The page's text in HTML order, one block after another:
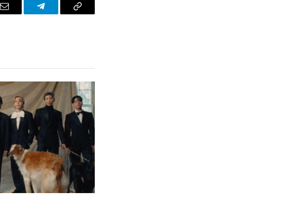
Correo
TelegramaCopiar